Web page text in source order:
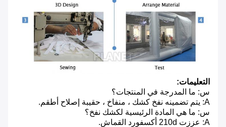
التعليمات:
س: ما المدرجة في المنتجات؟
A: يتم تضمينه نفخ كشك ، منفاخ ، حقيبة إصلاح أطقم.
س: ما هي المادة الرئيسية لكشك نفخ؟
A: عززت 210d أكسفورد القماش.